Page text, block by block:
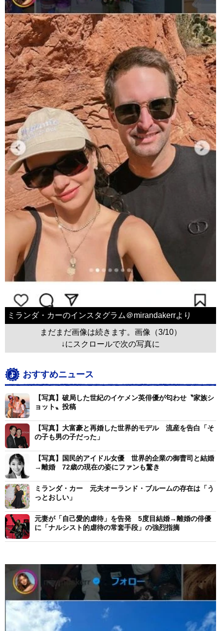
ミランダ・カーのインスタグラム＠mirandakerrより
まだまだ画像は続きます。画像（3/10）
↓にスクロールで次の写真に
おすすめニュース
【写真】破局した世紀のイケメン英俳優が匂わせ〝家族シ
ョット〟投稿
【写真】大富豪と再婚した世界的モデル 流産を告白「そ
の子も男の子だった」
【写真】国民的アイドル女優 世界的企業の御曹司と結婚
→離婚 72歳の現在の姿にファンも驚き
ミランダ・カー 元夫オーランド・ブルームの存在は「う
っとおしい」
元妻が「自己愛的虐待」を告発 5度目結婚→離婚の俳優
に「ナルシスト的虐待の常套手段」の強烈指摘